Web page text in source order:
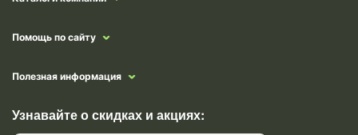
Помощь по сайту
Полезная информация
Узнавайте о скидках и акциях: